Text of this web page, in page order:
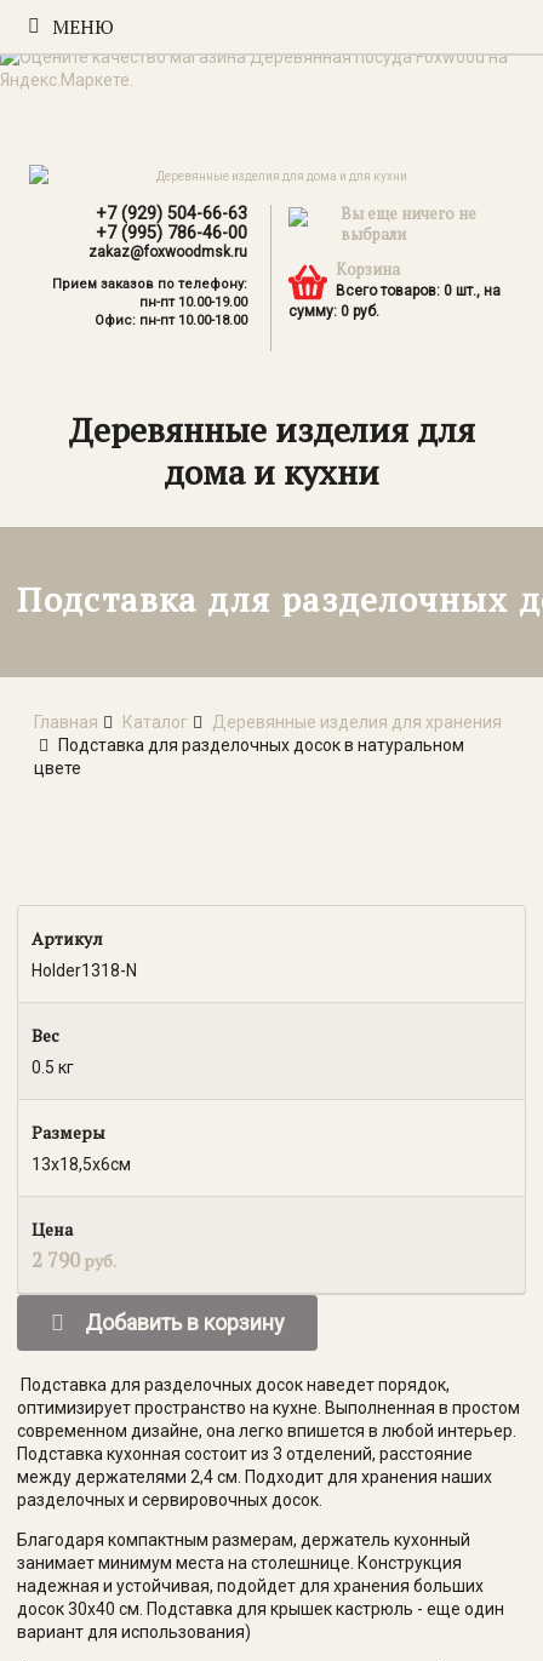
+7 (929) 504-66-63
+7 (995) 786-46-00
zakaz@foxwoodmsk.ru
Прием заказов по телефону:
пн-пт 10.00-19.00
Офис: пн-пт 10.00-18.00
Вы еще ничего не
выбрали
Корзина
Всего товаров:0 шт., на
сумму: 0 руб.
Деревянные изделия для
дома и кухни
МЕНЮ
Подставка для разделочных
Главная Каталог
Деревянные изделия для хранения
Подставка для разделочных досок в натуральном
цвете
Артикул
Holder1318-N
Вес
0.5 кг
Размеры
13х18,5х6см
Цена
2 790руб.
Добавить в корзину
Подставка для разделочных досок наведет порядок,
оптимизирует пространство на кухне. Выполненная в простом
современном дизайне, она легко впишется в любой интерьер.
Подставка кухонная состоит из 3 отделений, расстояние
между держателями 2,4 см. Подходит для хранения наших
разделочных и сервировочных досок.
Благодаря компактным размерам, держатель кухонный
занимает минимум места на столешнице. Конструкция
надежная и устойчивая, подойдет для хранения больших
досок 30х40 см. Подставка для крышек кастрюль - еще один
вариант для использования)